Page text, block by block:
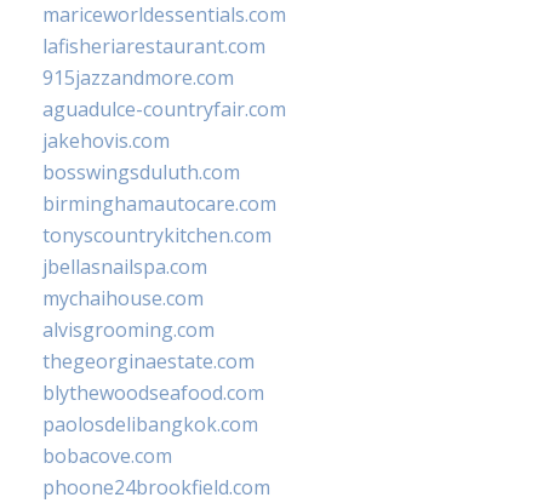
mariceworldessentials.com
lafisheriarestaurant.com
915jazzandmore.com
aguadulce-countryfair.com
jakehovis.com
bosswingsduluth.com
birminghamautocare.com
tonyscountrykitchen.com
jbellasnailspa.com
mychaihouse.com
alvisgrooming.com
thegeorginaestate.com
blythewoodseafood.com
paolosdelibangkok.com
bobacove.com
phoone24brookfield.com